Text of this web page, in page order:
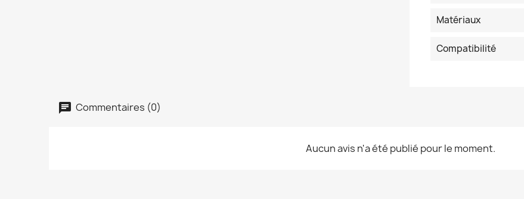
Matériaux
Compatibilité
Commentaires (0)
Aucun avis n'a été publié pour le moment.